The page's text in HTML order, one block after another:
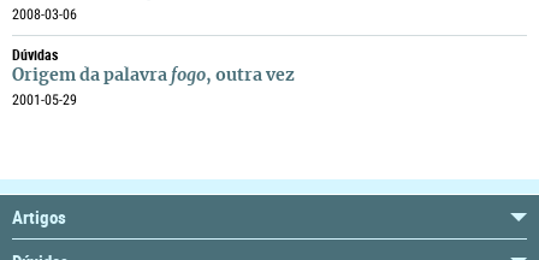
2008-03-06
Dúvidas
Origem da palavra fogo, outra vez
2001-05-29
Artigos